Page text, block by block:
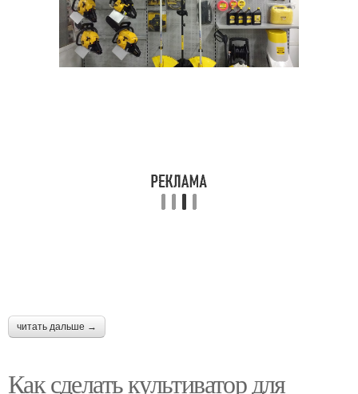
читать дальше →
Как сделать культиватор для